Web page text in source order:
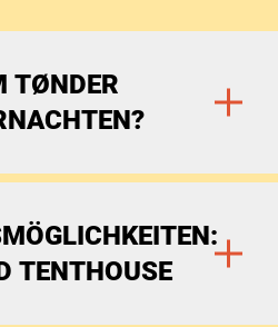
TØNDER
TENTHOUSE